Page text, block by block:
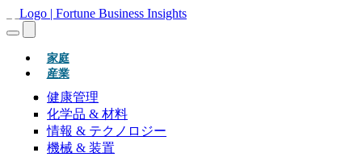
家庭(現在)
産業
健康管理
化学品 & 材料
情報 & テクノロジー
機械 & 装置